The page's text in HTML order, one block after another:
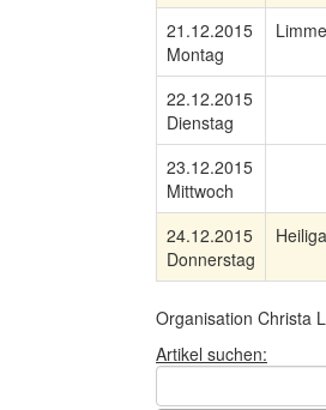
21.12.2015
Montag
22.12.2015
Dienstag
23.12.2015
Mittwoch
24.12.2015
Donnerstag
Organisation Christa
Artikel suchen: